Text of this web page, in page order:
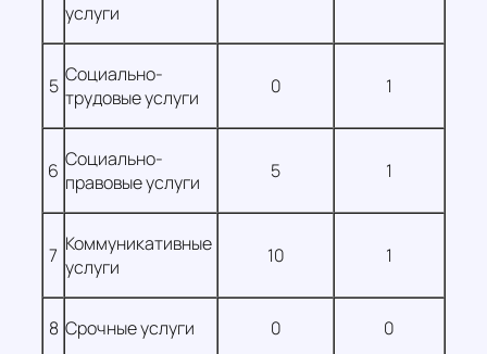
услуги
5 Социально-
трудовые услуги
0 1
6 Социально-
правовые услуги
5 1
7 Коммуникативные
услуги
10 1
8 Срочные услуги 0 0